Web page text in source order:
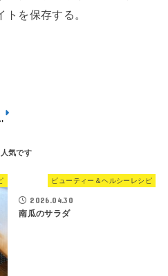
を保存する。
ビューティー＆ヘルシーレシピ
2026.04.30
南瓜のサラダ